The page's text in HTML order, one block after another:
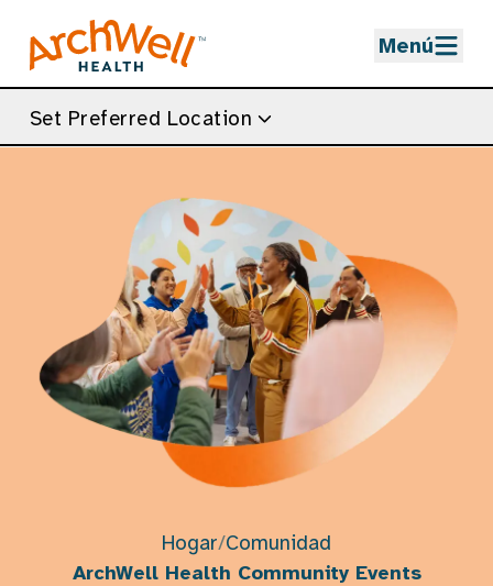
Menú
Set Preferred Location
Hogar/Comunidad
ArchWell Health Community Events